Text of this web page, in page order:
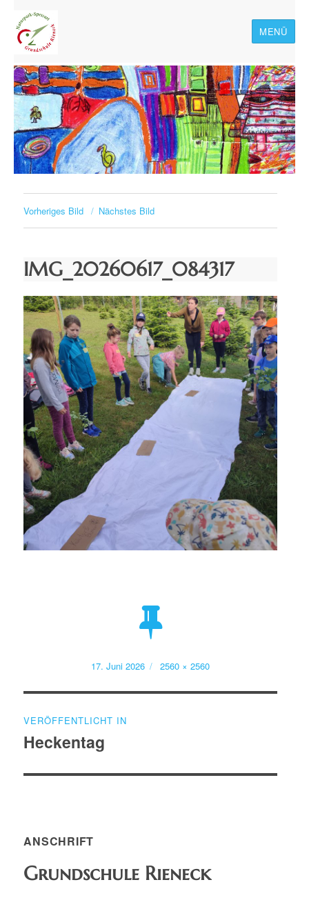
MENÜ
Vorheriges Bild Nächstes Bild
IMG_20260617_084317
Veröffentlicht
17. Juni 2026
Volle
2560 × 2560
VERÖFFENTLICHT IN
Heckentag
ANSCHRIFT
Grundschule Rieneck